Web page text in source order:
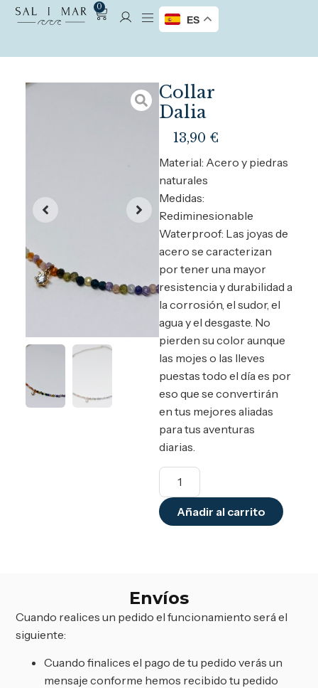
0
ES
Collar
Dalia
13,90 €
Material: Acero y piedras
naturales
Medidas:
Rediminesionable
Waterproof: Las joyas de
acero se caracterizan
por tener una mayor
resistencia y durabilidad a
la corrosión, el sudor, el
agua y el desgaste. No
pierden su color aunque
las mojes o las lleves
puestas todo el día es por
eso que se convertirán
en tus mejores aliadas
para tus aventuras
diarias.
Añadir al carrito
Envíos
Cuando realices un pedido el funcionamiento será el
siguiente:
Cuando finalices el pago de tu pedido verás un
mensaje conforme hemos recibido tu pedido